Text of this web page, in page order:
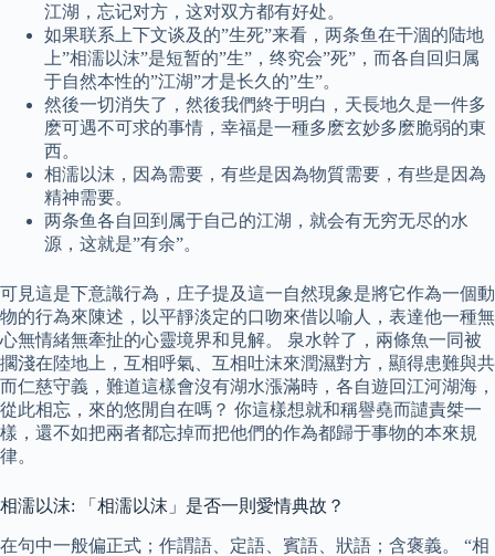
江湖，忘记对方，这对双方都有好处。
如果联系上下文谈及的”生死”来看，两条鱼在干涸的陆地
上”相濡以沫”是短暂的”生”，终究会”死”，而各自回归属
于自然本性的”江湖”才是长久的”生”。
然後一切消失了，然後我們終于明白，天長地久是一件多
麽可遇不可求的事情，幸福是一種多麽玄妙多麽脆弱的東
西。
相濡以沫，因為需要，有些是因為物質需要，有些是因為
精神需要。
两条鱼各自回到属于自己的江湖，就会有无穷无尽的水
源，这就是”有余”。
可見這是下意識行為，庄子提及這一自然現象是將它作為一個動
物的行為來陳述，以平靜淡定的口吻來借以喻人，表達他一種無
心無情緒無牽扯的心靈境界和見解。 泉水幹了，兩條魚一同被
擱淺在陸地上，互相呼氣、互相吐沫來潤濕對方，顯得患難與共
而仁慈守義，難道這樣會沒有湖水漲滿時，各自遊回江河湖海，
從此相忘，來的悠閒自在嗎？ 你這樣想就和稱譽堯而譴責桀一
樣，還不如把兩者都忘掉而把他們的作為都歸于事物的本來規
律。
相濡以沫: 「相濡以沫」是否一則愛情典故？
在句中一般偏正式；作謂語、定語、賓語、狀語；含褒義。 “相